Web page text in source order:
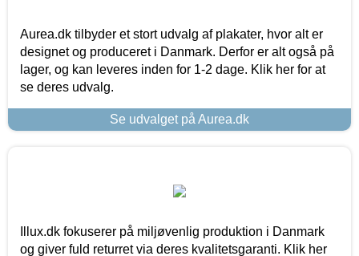
Aurea.dk tilbyder et stort udvalg af plakater, hvor alt er
designet og produceret i Danmark. Derfor er alt også på
lager, og kan leveres inden for 1-2 dage. Klik her for at
se deres udvalg.
Se udvalget på Aurea.dk
Illux.dk fokuserer på miljøvenlig produktion i Danmark
og giver fuld returret via deres kvalitetsgaranti. Klik her